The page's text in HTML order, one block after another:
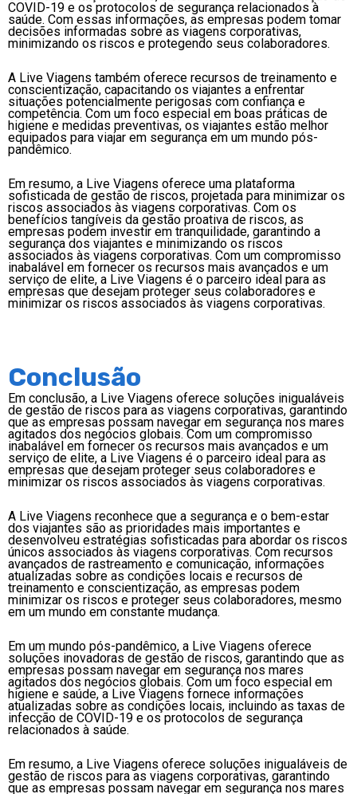
COVID-19 e os protocolos de segurança relacionados à
saúde. Com essas informações, as empresas podem tomar
decisões informadas sobre as viagens corporativas,
minimizando os riscos e protegendo seus colaboradores.
A Live Viagens também oferece recursos de treinamento e
conscientização, capacitando os viajantes a enfrentar
situações potencialmente perigosas com confiança e
competência. Com um foco especial em boas práticas de
higiene e medidas preventivas, os viajantes estão melhor
equipados para viajar em segurança em um mundo pós-
pandêmico.
Em resumo, a Live Viagens oferece uma plataforma
sofisticada de gestão de riscos, projetada para minimizar os
riscos associados às viagens corporativas. Com os
benefícios tangíveis da gestão proativa de riscos, as
empresas podem investir em tranquilidade, garantindo a
segurança dos viajantes e minimizando os riscos
associados às viagens corporativas. Com um compromisso
inabalável em fornecer os recursos mais avançados e um
serviço de elite, a Live Viagens é o parceiro ideal para as
empresas que desejam proteger seus colaboradores e
minimizar os riscos associados às viagens corporativas.
Conclusão
Em conclusão, a Live Viagens oferece soluções inigualáveis
de gestão de riscos para as viagens corporativas, garantindo
que as empresas possam navegar em segurança nos mares
agitados dos negócios globais. Com um compromisso
inabalável em fornecer os recursos mais avançados e um
serviço de elite, a Live Viagens é o parceiro ideal para as
empresas que desejam proteger seus colaboradores e
minimizar os riscos associados às viagens corporativas.
A Live Viagens reconhece que a segurança e o bem-estar
dos viajantes são as prioridades mais importantes e
desenvolveu estratégias sofisticadas para abordar os riscos
únicos associados às viagens corporativas. Com recursos
avançados de rastreamento e comunicação, informações
atualizadas sobre as condições locais e recursos de
treinamento e conscientização, as empresas podem
minimizar os riscos e proteger seus colaboradores, mesmo
em um mundo em constante mudança.
Em um mundo pós-pandêmico, a Live Viagens oferece
soluções inovadoras de gestão de riscos, garantindo que as
empresas possam navegar em segurança nos mares
agitados dos negócios globais. Com um foco especial em
higiene e saúde, a Live Viagens fornece informações
atualizadas sobre as condições locais, incluindo as taxas de
infecção de COVID-19 e os protocolos de segurança
relacionados à saúde.
Em resumo, a Live Viagens oferece soluções inigualáveis de
gestão de riscos para as viagens corporativas, garantindo
que as empresas possam navegar em segurança nos mares